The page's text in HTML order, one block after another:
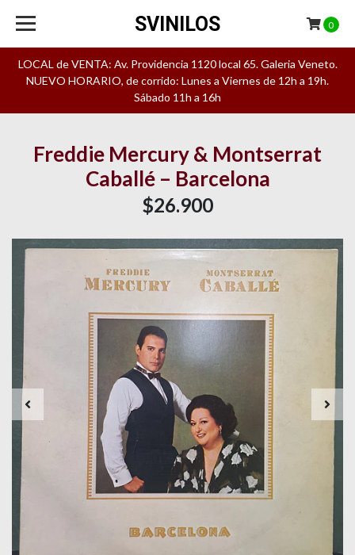
LOCAL de VENTA: Av. Providencia 1120 local 65. Galeria Veneto.
NUEVO HORARIO, de corrido: Lunes a Viernes de 12h a 19h.
Sábado 11h a 16h
SVINILOS 0
Freddie Mercury & Montserrat
Caballé – Barcelona
$26.900